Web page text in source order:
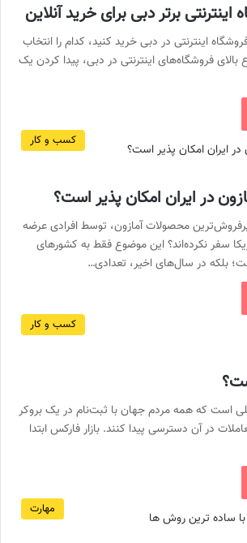
اینترنتی در دبی خرید کنید، کدام را انتخاب
بالای فروشگاه‌های اینترنتی در دبی، پیدا کردن یک
کسب و کار
در ایران امکان پذیر است؟
محصولات آمازون، توسط افرادی عرضه
سفر نکرده‌اند؟ این موضوع فقط به کشورهای
بلکه در سال‌های اخیر، تعدادی…
کسب و کار
است که همه مردم جهان با ثبت‌نام در یک بروکر
در آن دسترسی پیدا کنند. بازار فارکس ابتدا
مهارت